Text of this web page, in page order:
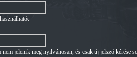
jelenik meg nyilvánosan, és csak új jelszó kérése